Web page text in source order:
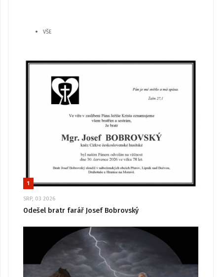
VŠE
1
SRP, 03 2026
Odešel bratr farář Josef Bobrovský